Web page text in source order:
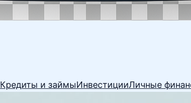
Кредиты и займыИнвестицииЛичные